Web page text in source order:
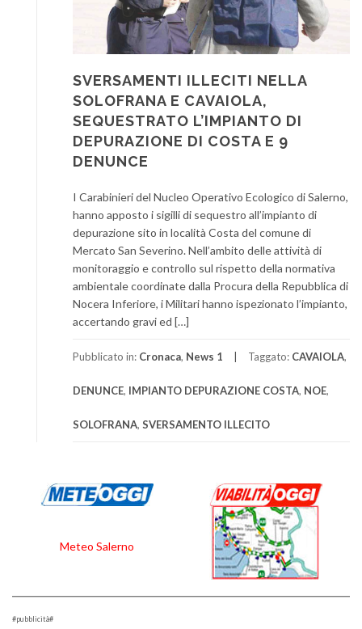
SVERSAMENTI ILLECITI NELLA
SOLOFRANA E CAVAIOLA,
SEQUESTRATO L’IMPIANTO DI
DEPURAZIONE DI COSTA E 9
DENUNCE
I Carabinieri del Nucleo Operativo Ecologico di Salerno,
hanno apposto i sigilli di sequestro all’impianto di
depurazione sito in località Costa del comune di
Mercato San Severino. Nell’ambito delle attività di
monitoraggio e controllo sul rispetto della normativa
ambientale coordinate dalla Procura della Repubblica di
Nocera Inferiore, i Militari hanno ispezionato l’impianto,
accertando gravi ed […]
Pubblicato in: Cronaca, News 1 Taggato: CAVAIOLA,
DENUNCE, IMPIANTO DEPURAZIONE COSTA, NOE,
SOLOFRANA, SVERSAMENTO ILLECITO
Meteo Salerno
#pubblicità#